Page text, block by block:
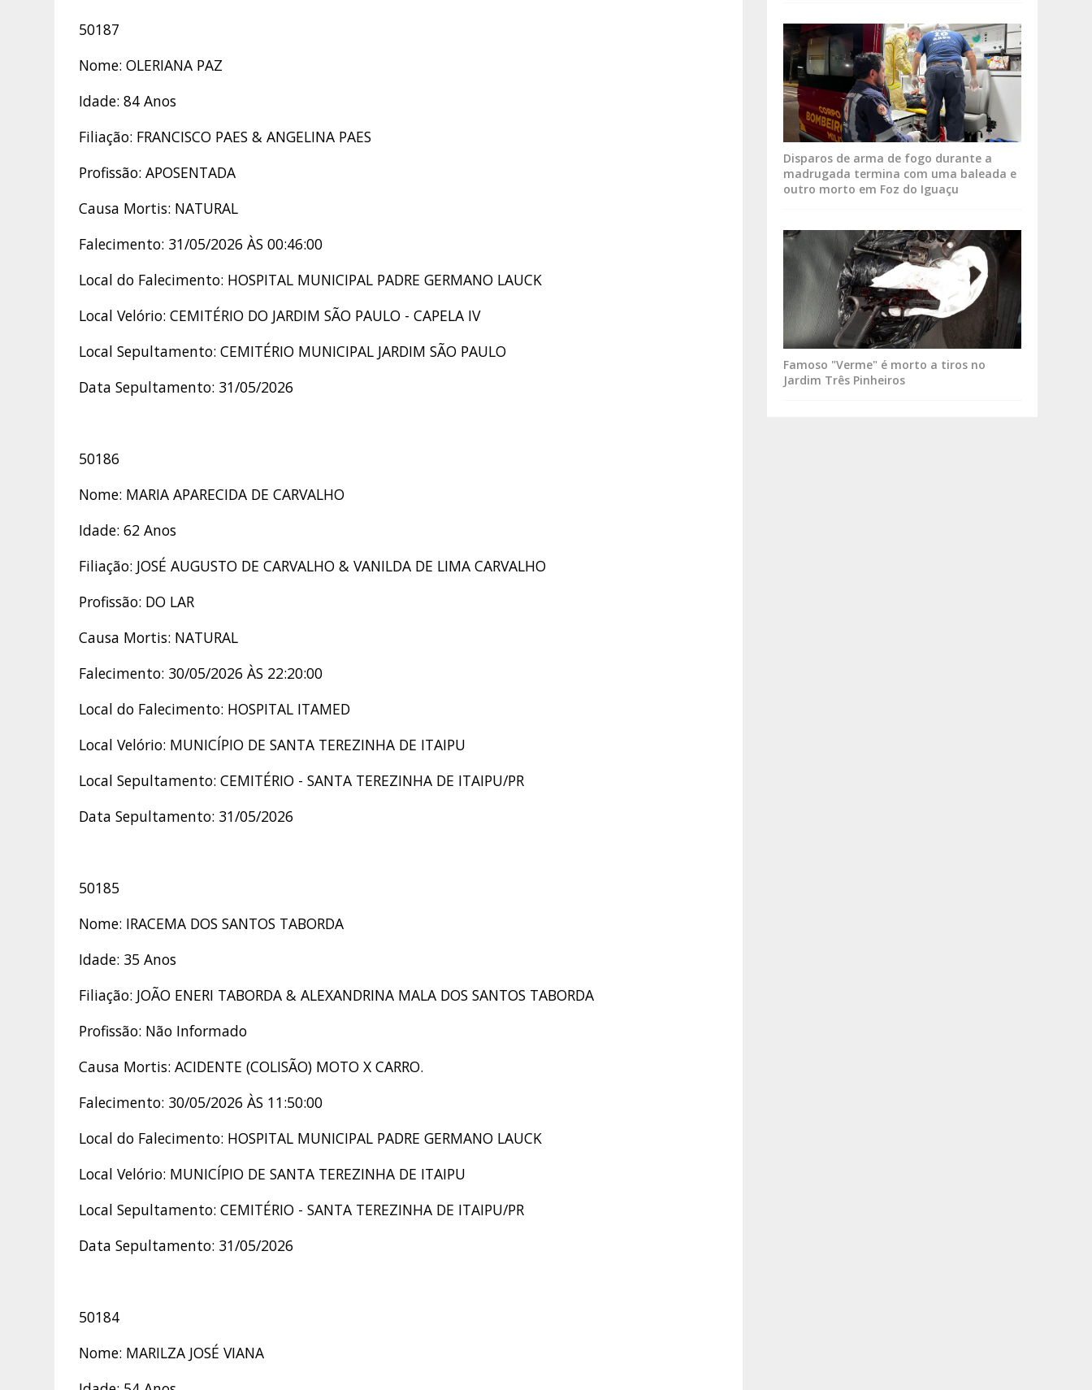
50187
Nome: OLERIANA PAZ
Idade: 84 Anos
Filiação: FRANCISCO PAES & ANGELINA PAES
Profissão: APOSENTADA
Causa Mortis: NATURAL
Falecimento: 31/05/2026 ÀS 00:46:00
Local do Falecimento: HOSPITAL MUNICIPAL PADRE GERMANO LAUCK
Local Velório: CEMITÉRIO DO JARDIM SÃO PAULO - CAPELA IV
Local Sepultamento: CEMITÉRIO MUNICIPAL JARDIM SÃO PAULO
Data Sepultamento: 31/05/2026
50186
Nome: MARIA APARECIDA DE CARVALHO
Idade: 62 Anos
Filiação: JOSÉ AUGUSTO DE CARVALHO & VANILDA DE LIMA CARVALHO
Profissão: DO LAR
Causa Mortis: NATURAL
Falecimento: 30/05/2026 ÀS 22:20:00
Local do Falecimento: HOSPITAL ITAMED
Local Velório: MUNICÍPIO DE SANTA TEREZINHA DE ITAIPU
Local Sepultamento: CEMITÉRIO - SANTA TEREZINHA DE ITAIPU/PR
Data Sepultamento: 31/05/2026
50185
Nome: IRACEMA DOS SANTOS TABORDA
Idade: 35 Anos
Filiação: JOÃO ENERI TABORDA & ALEXANDRINA MALA DOS SANTOS TABORDA
Profissão: Não Informado
Causa Mortis: ACIDENTE (COLISÃO) MOTO X CARRO.
Falecimento: 30/05/2026 ÀS 11:50:00
Local do Falecimento: HOSPITAL MUNICIPAL PADRE GERMANO LAUCK
Local Velório: MUNICÍPIO DE SANTA TEREZINHA DE ITAIPU
Local Sepultamento: CEMITÉRIO - SANTA TEREZINHA DE ITAIPU/PR
Data Sepultamento: 31/05/2026
50184
Nome: MARILZA JOSÉ VIANA
Disparos de arma de fogo durante a
madrugada termina com uma baleada e
outro morto em Foz do Iguaçu
Famoso "Verme" é morto a tiros no
Jardim Três Pinheiros